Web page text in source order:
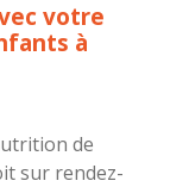
votre
à
de
sur rendez-